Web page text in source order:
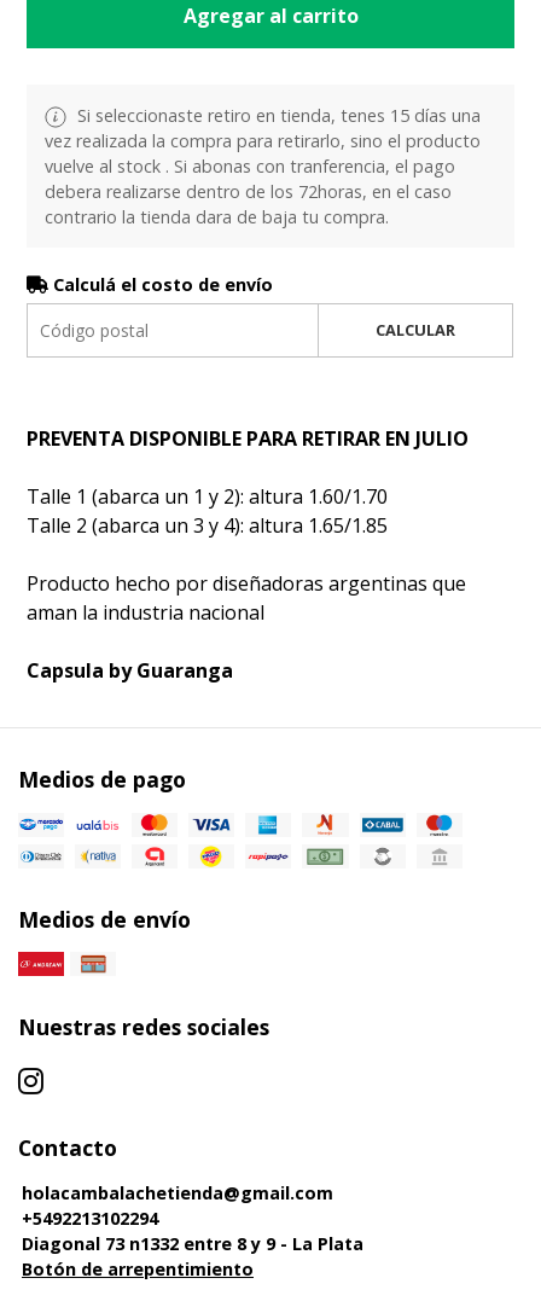
Agregar al carrito
Si seleccionaste retiro en tienda, tenes 15 días una
vez realizada la compra para retirarlo, sino el producto
vuelve al stock . Si abonas con tranferencia, el pago
debera realizarse dentro de los 72horas, en el caso
contrario la tienda dara de baja tu compra.
Calculá el costo de envío
CALCULAR
PREVENTA DISPONIBLE PARA RETIRAR EN JULIO
Talle 1 (abarca un 1 y 2): altura 1.60/1.70
Talle 2 (abarca un 3 y 4): altura 1.65/1.85
Producto hecho por diseñadoras argentinas que
aman la industria nacional
Capsula by Guaranga
Medios de pago
Medios de envío
Nuestras redes sociales
Contacto
holacambalachetienda@gmail.com
+5492213102294
Diagonal 73 n1332 entre 8 y 9 - La Plata
Botón de arrepentimiento